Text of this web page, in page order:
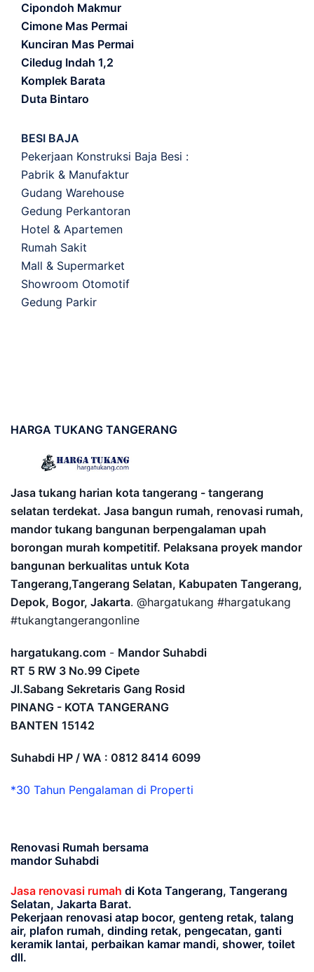
Cipondoh Makmur
Cimone Mas Permai
Kunciran Mas Permai
Ciledug Indah 1,2
Komplek Barata
Duta Bintaro
BESI BAJA
Pekerjaan Konstruksi Baja Besi :
Pabrik & Manufaktur
Gudang Warehouse
Gedung Perkantoran
Hotel & Apartemen
Rumah Sakit
Mall & Supermarket
Showroom Otomotif
Gedung Parkir
HARGA TUKANG TANGERANG
Jasa tukang harian kota tangerang - tangerang
selatan terdekat. Jasa bangun rumah, renovasi rumah,
mandor tukang bangunan berpengalaman upah
borongan murah kompetitif. Pelaksana proyek mandor
bangunan berkualitas untuk Kota
Tangerang,Tangerang Selatan, Kabupaten Tangerang,
Depok, Bogor, Jakarta. @hargatukang #hargatukang
#tukangtangerangonline
hargatukang.com - Mandor Suhabdi
RT 5 RW 3 No.99 Cipete
Jl.Sabang Sekretaris Gang Rosid
PINANG - KOTA TANGERANG
BANTEN 15142
Suhabdi HP / WA : 0812 8414 6099
*30 Tahun Pengalaman di Properti
Renovasi Rumah bersama
mandor Suhabdi
Jasa renovasi rumah di Kota Tangerang, Tangerang
Selatan, Jakarta Barat.
Pekerjaan renovasi atap bocor, genteng retak, talang
air, plafon rumah, dinding retak, pengecatan, ganti
keramik lantai, perbaikan kamar mandi, shower, toilet
dll.